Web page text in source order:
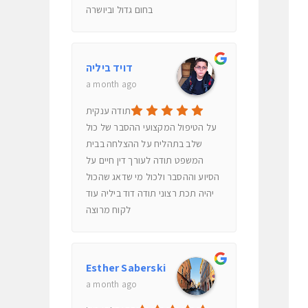
בחום גדול וביושרה
דויד ביליה
a month ago
תודה ענקית
על הטיפול המקצועי ההסבר של כול
שלב בתהליח על ההצלחה בבית
המשפט תודה לעורך דין חיים על
הסיוע וההסבר ולכול מי שדאג שהכול
יהיה תכת רצוני תודה דוד ביליה עוד
לקוח מרוצה
Esther Saberski
a month ago